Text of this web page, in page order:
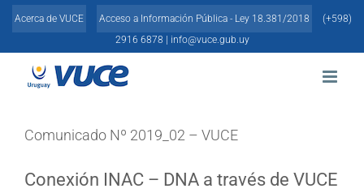
Skip
Acerca de VUCE Acceso a Información Pública - Ley 18.381/2018
(+598)
2916 6878 |
info@vuce.gub.uy
Comunicado Nº 2019_02 – VUCE
Conexión INAC – DNA a través de VUCE